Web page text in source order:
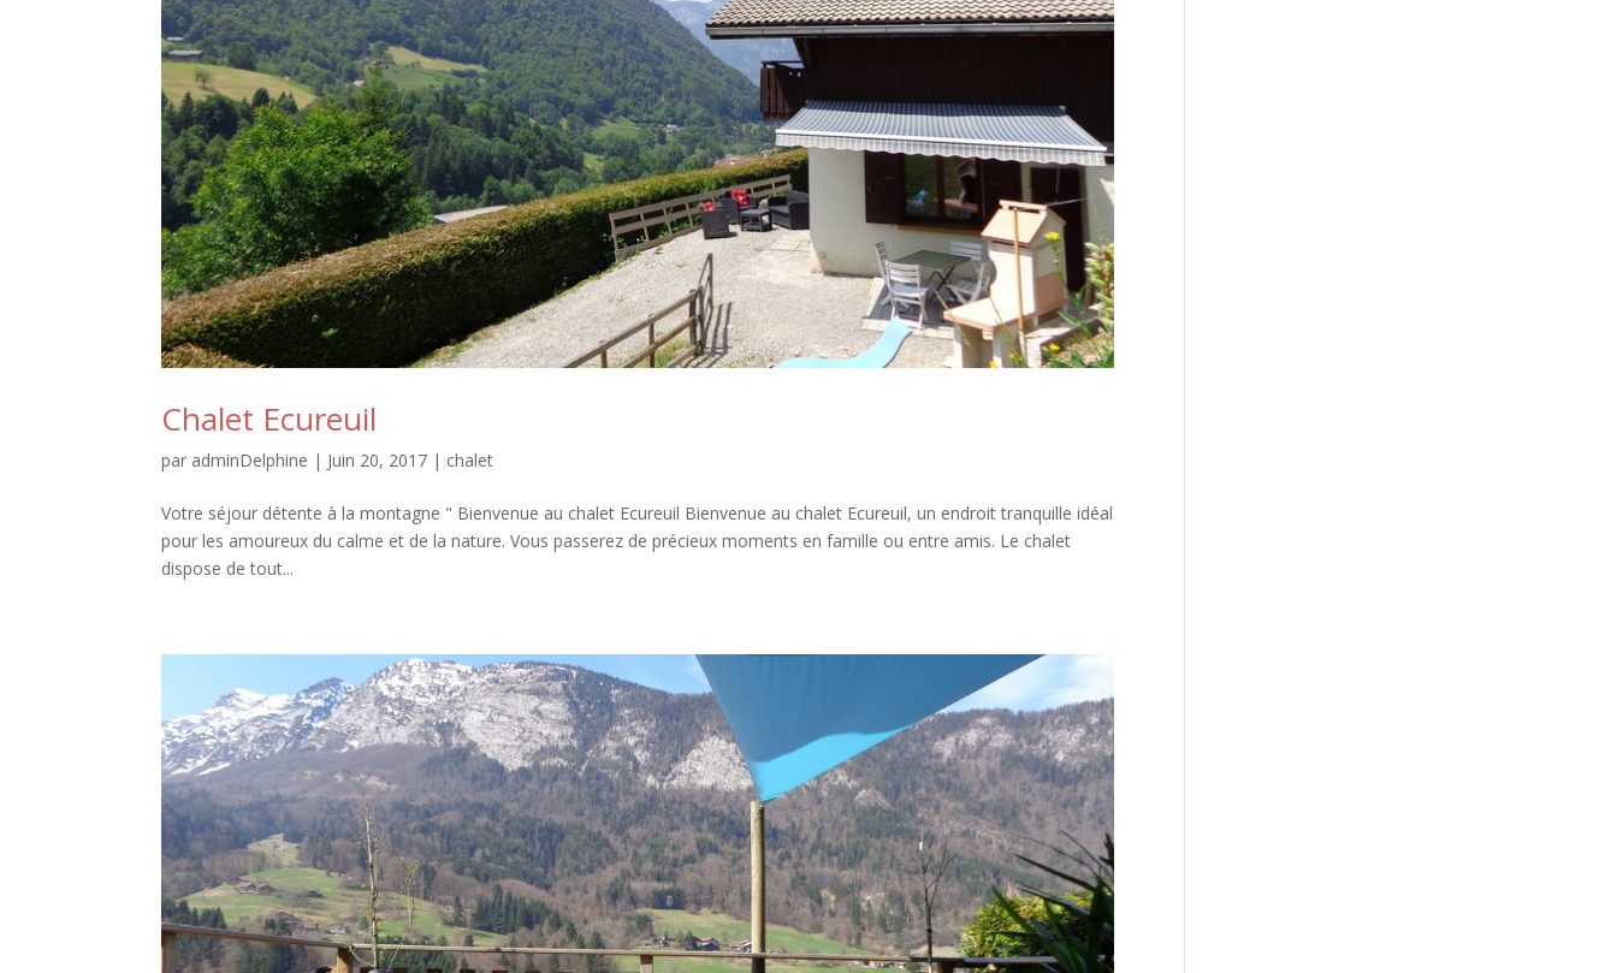
Chalet Ecureuil
par adminDelphine | Juin 20, 2017 | chalet
Votre séjour détente à la montagne " Bienvenue au chalet Ecureuil Bienvenue au chalet Ecureuil, un endroit tranquille idéal
pour les amoureux du calme et de la nature. Vous passerez de précieux moments en famille ou entre amis. Le chalet
dispose de tout...